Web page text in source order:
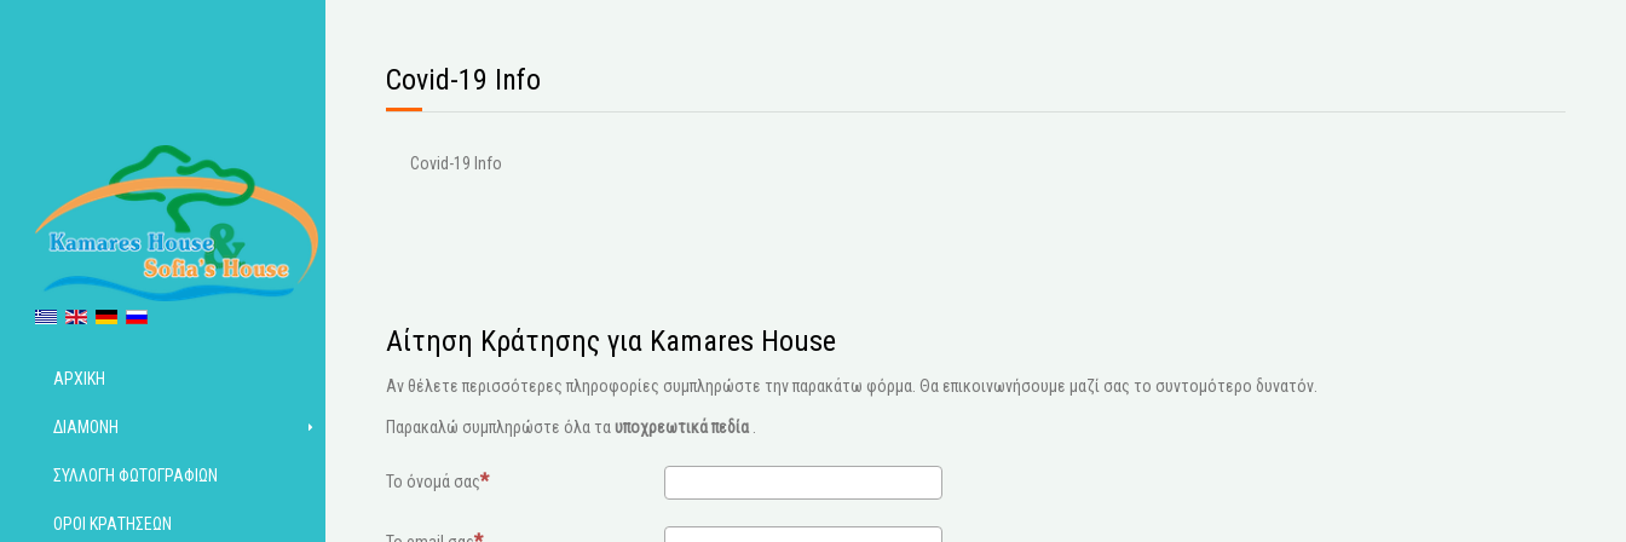
ΑΡΧΙΚΉ
ΔΙΑΜΟΝΉ
ΣΥΛΛΟΓΉ ΦΩΤΟΓΡΑΦΙΏΝ
ΌΡΟΙ ΚΡΑΤΉΣΕΩΝ
Covid-19 Info
Covid-19 Info
Αίτηση Κράτησης για Kamares House
Αν θέλετε περισσότερες πληροφορίες συμπληρώστε την παρακάτω φόρμα. Θα επικοινωνήσουμε μαζί σας το συντομότερο δυνατόν.
Παρακαλώ συμπληρώστε όλα ταυποχρεωτικά πεδία.
Το όνομά σας